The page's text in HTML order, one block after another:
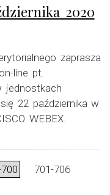
2020
zaprasza
line pt.
jednostkach
22 października w
WEBEX.
701-706